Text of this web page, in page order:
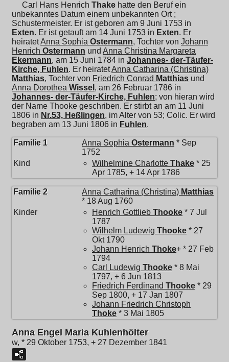
Carl Hans Henrich Thake hatte den Beruf ein
unbekanntes Datum einem unbekannten Ort ;
Schustermeister. Er ist geboren am 9 Juni 1753 in
Exten. Er ist getauft am 14 Juni 1753 in Exten. Er
heiratetAnna Sophia Ostermann, Tochter von Johann
Henrich Ostermann und Anna Christina Margareta
Ekermann, am 15 Juni 1784 in Johannes- der-Täufer-
Kirche, Fuhlen. Er heiratetAnna Catharina (Christina)
Matthias, Tochter von Friedrich Conrad Matthias und
Anna Dorothea Wissel , am 26 Februar 1786 in
Johannes- der-Täufer-Kirche, Fuhlen; von hieran wird
der Name Thooke geschriben. Er stirbt an am 11 Juni
1806 in Nr.53, Heßlingen, im Alter von 53; Colic. Er wird
begraben am 13 Juni 1806 in Fuhlen.
Familie 1 Anna Sophia Ostermann * Sep
1752
Kind
Wilhelmine Charlotte Thake * 25
Apr 1785, + 14 Apr 1786
Familie 2 Anna Catharina (Christina) Matthias
* 18 Aug 1760
Kinder
Henrich Gottlieb Thooke * 7 Jul
1787
Wilhelm Ludewig Thooke * 27
Okt 1790
Johann Henrich Thoke+ * 27 Feb
1794
Carl Ludewig Thooke * 8 Mai
1797, + 6 Jun 1813
Friedrich Ferdinand Thooke * 29
Sep 1800, + 17 Jan 1807
Johann Friedrich Christoph
Thoke * 3 Mai 1805
Anna Engel Maria Kuhlenhölter
w, * 29 Oktober 1753, + 27 Dezember 1841